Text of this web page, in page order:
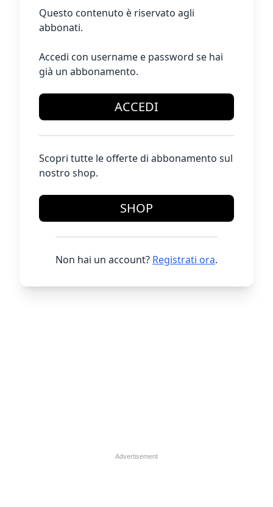
Questo contenuto è riservato agli
abbonati.
Accedi con username e password se hai
già un abbonamento.
ACCEDI
Scopri tutte le offerte di abbonamento sul
nostro shop.
SHOP
Non hai un account? Registrati ora.